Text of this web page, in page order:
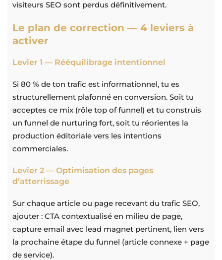
visiteurs SEO sont perdus définitivement.
Le plan de correction — 4 leviers à
activer
Levier 1 — Rééquilibrage intentionnel
Si 80 % de ton trafic est informationnel, tu es
structurellement plafonné en conversion. Soit tu
acceptes ce mix (rôle top of funnel) et tu construis
un funnel de nurturing fort, soit tu réorientes la
production éditoriale vers les intentions
commerciales.
Levier 2 — Optimisation des pages
d’atterrissage
Sur chaque article ou page recevant du trafic SEO,
ajouter : CTA contextualisé en milieu de page,
capture email avec lead magnet pertinent, lien vers
la prochaine étape du funnel (article connexe + page
de service).